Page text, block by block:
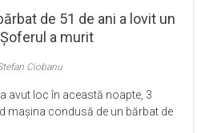
de 51 de ani a lovit un
a murit
Ciobanu
avut loc în această noapte, 3
mașina condusă de un bărbat de